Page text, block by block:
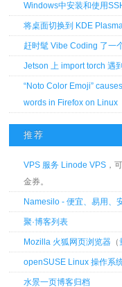
Windows中安装和使用
将桌面切换到 KDE
赶时髦 Vibe Coding 了一
Jetson 上 import torch 遇
“Noto Color Emoji”
words in Firefox on Linux
推荐
VPS 服务 Linode VPS ，
金券。
Namesilo - 便宜、易用、
聚·博客列表
Mozilla 火狐网页浏览器 （
openSUSE Linux 操作系
水景一页博客归档